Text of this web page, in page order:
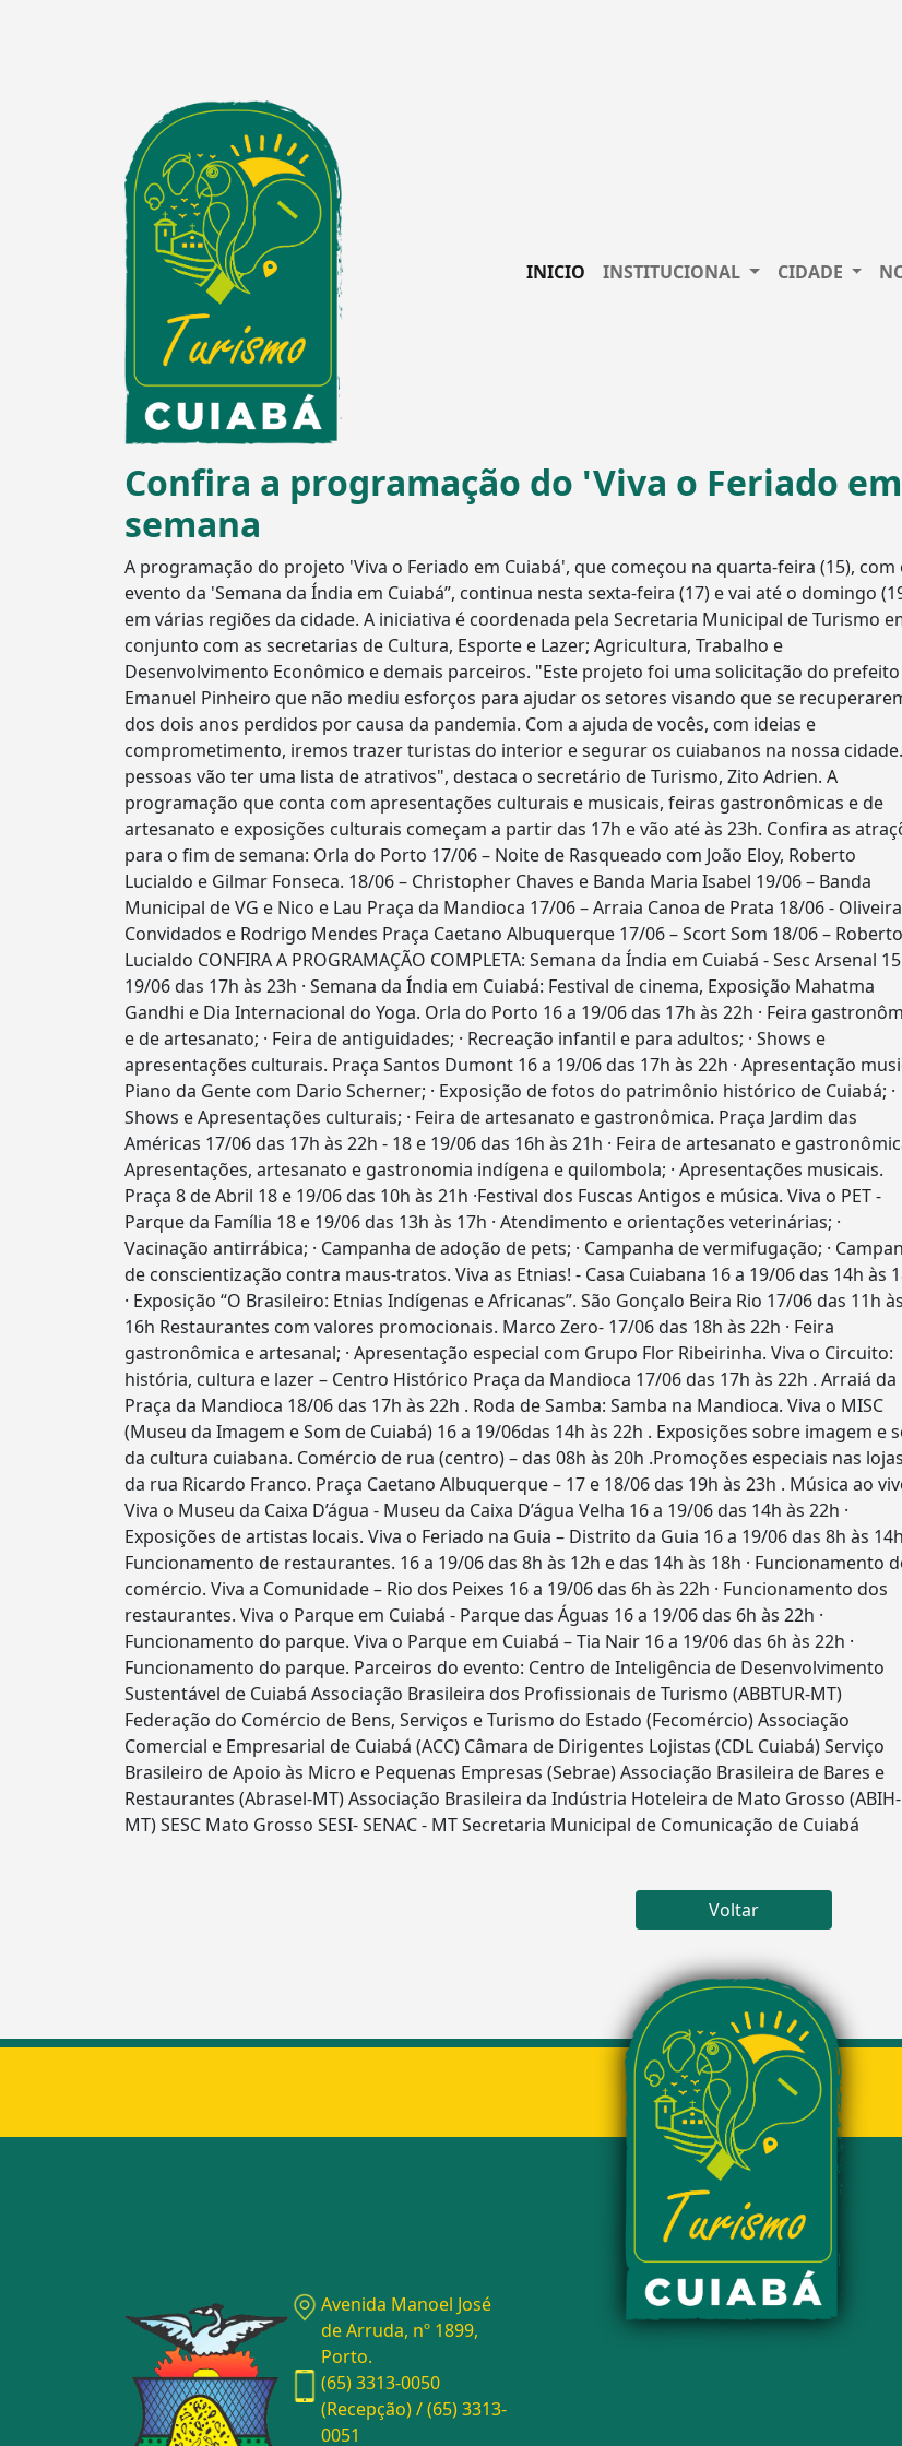
INICIO INSTITUCIONAL CIDADE
Confira a programação do 'Viva o Feriado
semana
A programação do projeto 'Viva o Feriado em Cuiabá', que começou na quarta-feira (15), com
evento da 'Semana da Índia em Cuiabá”, continua nesta sexta-feira (17) e vai até o domingo
em várias regiões da cidade. A iniciativa é coordenada pela Secretaria Municipal de Turismo
conjunto com as secretarias de Cultura, Esporte e Lazer; Agricultura, Trabalho e
Desenvolvimento Econômico e demais parceiros. "Este projeto foi uma solicitação do prefeito
Emanuel Pinheiro que não mediu esforços para ajudar os setores visando que se
dos dois anos perdidos por causa da pandemia. Com a ajuda de vocês, com ideias e
comprometimento, iremos trazer turistas do interior e segurar os cuiabanos na nossa
pessoas vão ter uma lista de atrativos", destaca o secretário de Turismo, Zito Adrien. A
programação que conta com apresentações culturais e musicais, feiras gastronômicas e de
artesanato e exposições culturais começam a partir das 17h e vão até às 23h. Confira as
para o fim de semana: Orla do Porto 17/06 – Noite de Rasqueado com João Eloy, Roberto
Lucialdo e Gilmar Fonseca. 18/06 – Christopher Chaves e Banda Maria Isabel 19/06 – Banda
Municipal de VG e Nico e Lau Praça da Mandioca 17/06 – Arraia Canoa de Prata 18/06 -
Convidados e Rodrigo Mendes Praça Caetano Albuquerque 17/06 – Scort Som 18/06 – Roberto
Lucialdo CONFIRA A PROGRAMAÇÃO COMPLETA: Semana da Índia em Cuiabá - Sesc Arsenal
19/06 das 17h às 23h · Semana da Índia em Cuiabá: Festival de cinema, Exposição Mahatma
Gandhi e Dia Internacional do Yoga. Orla do Porto 16 a 19/06 das 17h às 22h · Feira
e de artesanato; · Feira de antiguidades; · Recreação infantil e para adultos; · Shows e
apresentações culturais. Praça Santos Dumont 16 a 19/06 das 17h às 22h · Apresentação
Piano da Gente com Dario Scherner; · Exposição de fotos do patrimônio histórico de Cuiabá; ·
Shows e Apresentações culturais; · Feira de artesanato e gastronômica. Praça Jardim das
Américas 17/06 das 17h às 22h - 18 e 19/06 das 16h às 21h · Feira de artesanato e
Apresentações, artesanato e gastronomia indígena e quilombola; · Apresentações musicais.
Praça 8 de Abril 18 e 19/06 das 10h às 21h ·Festival dos Fuscas Antigos e música. Viva o PET -
Parque da Família 18 e 19/06 das 13h às 17h · Atendimento e orientações veterinárias; ·
Vacinação antirrábica; · Campanha de adoção de pets; · Campanha de vermifugação; ·
de conscientização contra maus-tratos. Viva as Etnias! - Casa Cuiabana 16 a 19/06 das 14h às
· Exposição “O Brasileiro: Etnias Indígenas e Africanas”. São Gonçalo Beira Rio 17/06 das 11h às
16h Restaurantes com valores promocionais. Marco Zero- 17/06 das 18h às 22h · Feira
gastronômica e artesanal; · Apresentação especial com Grupo Flor Ribeirinha. Viva o Circuito:
história, cultura e lazer – Centro Histórico Praça da Mandioca 17/06 das 17h às 22h . Arraiá da
Praça da Mandioca 18/06 das 17h às 22h . Roda de Samba: Samba na Mandioca. Viva o MISC
(Museu da Imagem e Som de Cuiabá) 16 a 19/06das 14h às 22h . Exposições sobre imagem e
da cultura cuiabana. Comércio de rua (centro) – das 08h às 20h .Promoções especiais nas lojas
da rua Ricardo Franco. Praça Caetano Albuquerque – 17 e 18/06 das 19h às 23h . Música ao
Viva o Museu da Caixa D’água - Museu da Caixa D’água Velha 16 a 19/06 das 14h às 22h ·
Exposições de artistas locais. Viva o Feriado na Guia – Distrito da Guia 16 a 19/06 das 8h às 14h
Funcionamento de restaurantes. 16 a 19/06 das 8h às 12h e das 14h às 18h · Funcionamento
comércio. Viva a Comunidade – Rio dos Peixes 16 a 19/06 das 6h às 22h · Funcionamento dos
restaurantes. Viva o Parque em Cuiabá - Parque das Águas 16 a 19/06 das 6h às 22h ·
Funcionamento do parque. Viva o Parque em Cuiabá – Tia Nair 16 a 19/06 das 6h às 22h ·
Funcionamento do parque. Parceiros do evento: Centro de Inteligência de Desenvolvimento
Sustentável de Cuiabá Associação Brasileira dos Profissionais de Turismo (ABBTUR-MT)
Federação do Comércio de Bens, Serviços e Turismo do Estado (Fecomércio) Associação
Comercial e Empresarial de Cuiabá (ACC) Câmara de Dirigentes Lojistas (CDL Cuiabá) Serviço
Brasileiro de Apoio às Micro e Pequenas Empresas (Sebrae) Associação Brasileira de Bares e
Restaurantes (Abrasel-MT) Associação Brasileira da Indústria Hoteleira de Mato Grosso (ABIH-
MT) SESC Mato Grosso SESI- SENAC - MT Secretaria Municipal de Comunicação de Cuiabá
Voltar
Avenida Manoel José
de Arruda, nº 1899,
Porto.
(65) 3313-0050
(Recepção) / (65) 3313-
0051